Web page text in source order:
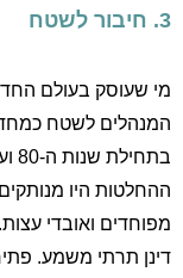
3. חיבור לשטח
מי שעוסק בעולם
המנהלים לשטח
ההחלטות היו
מפוחדים ואובדי
דינן תרתי משמע.